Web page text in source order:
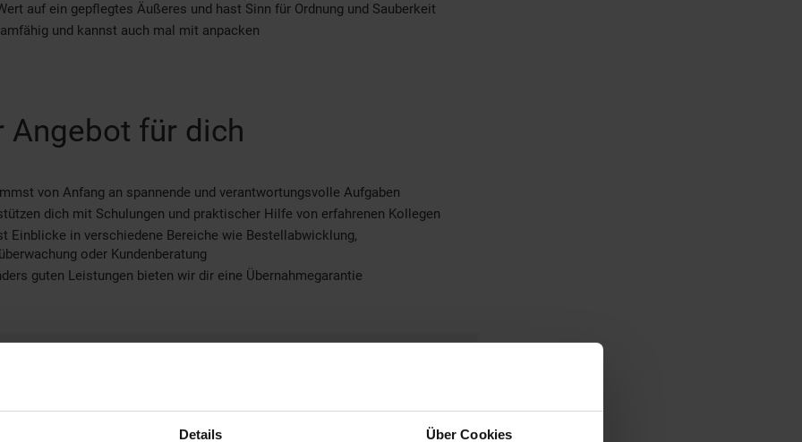
Details Über Cookies
auf ein gepflegtes Äußeres und hast Sinn für Ordnung und Sauberkeit
und kannst auch mal mit anpacken
Angebot für dich
von Anfang an spannende und verantwortungsvolle Aufgaben
dich mit Schulungen und praktischer Hilfe von erfahrenen Kollegen
Einblicke in verschiedene Bereiche wie Bestellabwicklung,
oder Kundenberatung
guten Leistungen bieten wir dir eine Übernahmegarantie
und Bewerbung